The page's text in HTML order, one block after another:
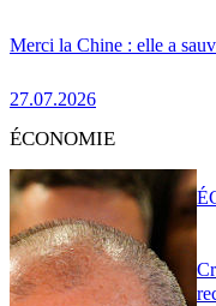
Merci la Chine : elle a
27.07.2026
ÉCONOMIE